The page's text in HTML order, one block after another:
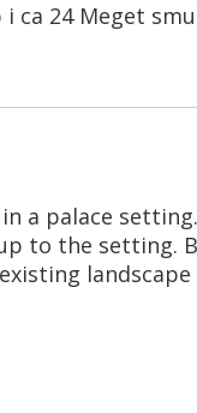
ca 24 Meget
a palace
to the setting.